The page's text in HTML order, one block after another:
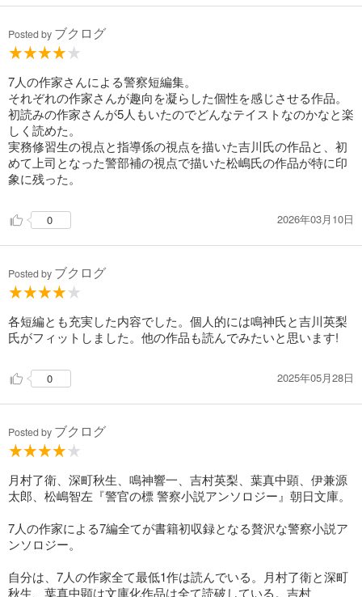
Posted by ブクログ
7人の作家さんによる警察短編集。
それぞれの作家さんが趣向を凝らした個性を感じさせる作品。
初読みの作家さんが5人もいたのでどんなテイストなのかなと楽
しく読めた。
実務修習生の視点と指導係の視点を描いた吉川氏の作品と、初
めて上司となった警部補の視点で描いた松嶋氏の作品が特に印
象に残った。
0 2026年03月10日
Posted by ブクログ
各短編とも充実した内容でした。個人的には鳴神氏と吉川英梨
氏がフィットしました。他の作品も読んでみたいと思います!
0 2025年05月28日
Posted by ブクログ
月村了衛、深町秋生、鳴神響一、吉村英梨、葉真中顕、伊兼源
太郎、松嶋智左『警官の標 警察小説アンソロジー』朝日文庫。
7人の作家による7編全てが書籍初収録となる贅沢な警察小説ア
ンソロジー。
自分は、7人の作家全て最低1作は読んでいる。月村了衛と深町
秋生、葉真中顕は文庫化作品は全て読破している。吉村